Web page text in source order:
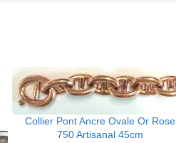
Collier Pont Ancre Ovale Or Rose
750 Artisanal 45cm